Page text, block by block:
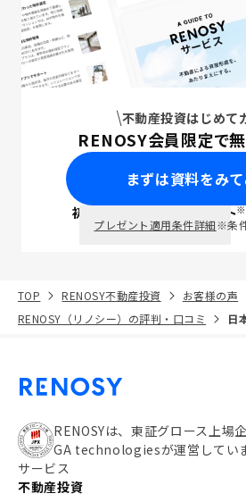
不動産投資はじめて
RENOSY会員限定で無
まずは資料をみ
初回面談で ポイント※
プレゼント適用条件詳細※条
TOP RENOSY不動産投資
お客様の声
RENOSY（リノシー）の評判・口コミ
日
RENOSYは、東証グロース上場
GA technologiesが運営してい
サービス
不動産投資